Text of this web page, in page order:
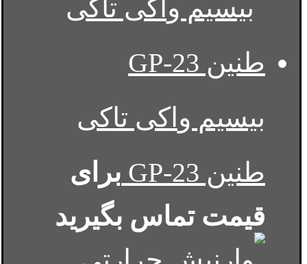
بیسیم واکی تاکی
طنین GP-23
برای
قیمت تماس بگیرید